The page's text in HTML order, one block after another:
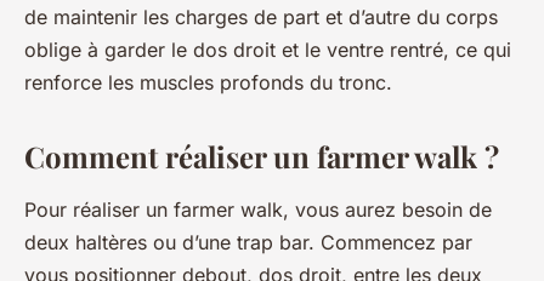
de maintenir les charges de part et d’autre du corps
oblige à garder le dos droit et le ventre rentré, ce qui
renforce les muscles profonds du tronc.
Comment réaliser un farmer walk ?
Pour réaliser un farmer walk, vous aurez besoin de
deux haltères ou d’une trap bar. Commencez par
vous positionner debout, dos droit, entre les deux